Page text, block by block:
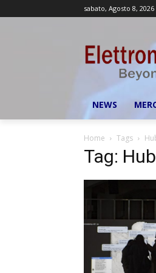
sabato, Agosto 8, 2026
NEWS
Home Tags
Tag: